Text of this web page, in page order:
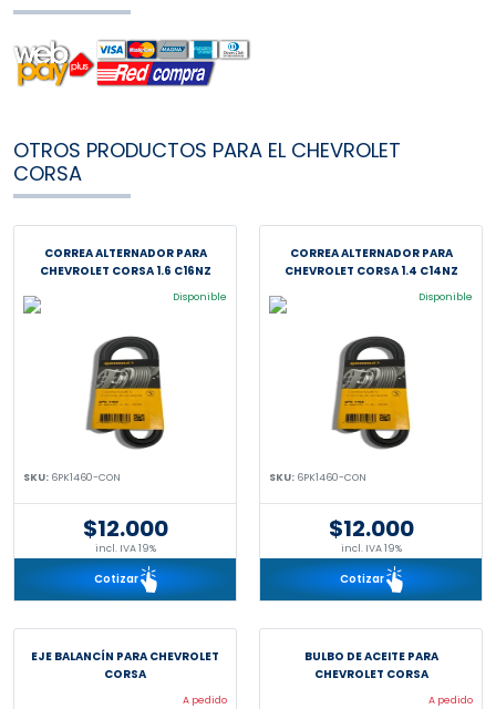
OTROS PRODUCTOS PARA EL CHEVROLET
CORSA
CORREA ALTERNADOR PARA
CHEVROLET CORSA 1.6 C16NZ
Disponible
SKU: 6PK1460-CON
$12.000
incl. IVA 19%
Cotizar
CORREA ALTERNADOR PARA
CHEVROLET CORSA 1.4 C14NZ
Disponible
SKU: 6PK1460-CON
$12.000
incl. IVA 19%
Cotizar
EJE BALANCÍN PARA CHEVROLET
CORSA
A pedido
BULBO DE ACEITE PARA
CHEVROLET CORSA
A pedido